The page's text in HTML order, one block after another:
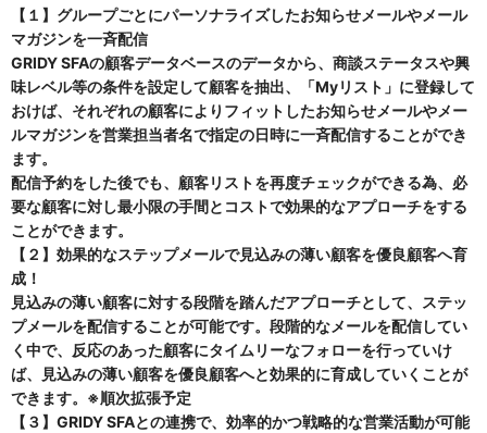
【１】グループごとにパーソナライズしたお知らせメールやメール
マガジンを一斉配信
GRIDY SFAの顧客データベースのデータから、商談ステータスや興
味レベル等の条件を設定して顧客を抽出、「Myリスト」に登録して
おけば、それぞれの顧客によりフィットしたお知らせメールやメー
ルマガジンを営業担当者名で指定の日時に一斉配信することができ
ます。
配信予約をした後でも、顧客リストを再度チェックができる為、必
要な顧客に対し最小限の手間とコストで効果的なアプローチをする
ことができます。
【２】効果的なステップメールで見込みの薄い顧客を優良顧客へ育
成！
見込みの薄い顧客に対する段階を踏んだアプローチとして、ステッ
プメールを配信することが可能です。段階的なメールを配信してい
く中で、反応のあった顧客にタイムリーなフォローを行っていけ
ば、見込みの薄い顧客を優良顧客へと効果的に育成していくことが
できます。※順次拡張予定
【３】GRIDY SFAとの連携で、効率的かつ戦略的な営業活動が可能